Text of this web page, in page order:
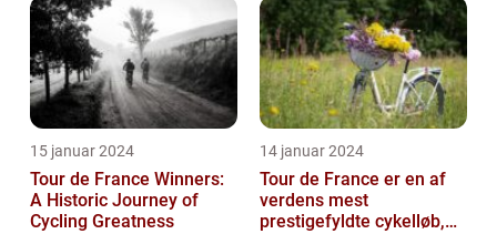
15 januar 2024
Tour de France Winners:
A Historic Journey of
Cycling Greatness
14 januar 2024
Tour de France er en af
verdens mest
prestigefyldte cykelløb,